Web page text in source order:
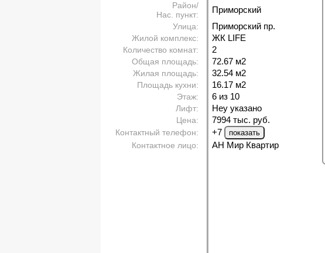
Район/
Нас. пункт:
Приморский
Улица: Приморский пр.
Жилой комплекс: ЖК LIFE
Количество комнат: 2
Общая площадь: 72.67 м2
Жилая площадь: 32.54 м2
Площадь кухни: 16.17 м2
Этаж: 6 из 10
Лифт: Неу указано
Цена: 7994 тыс. руб.
Контактный телефон: +7
Контактное лицо: АН Мир Квартир